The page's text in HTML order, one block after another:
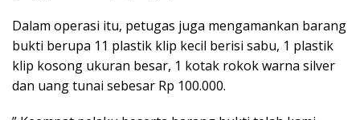
Dalam operasi itu, petugas juga mengamankan barang
bukti berupa 11 plastik klip kecil berisi sabu, 1 plastik
klip kosong ukuran besar, 1 kotak rokok warna silver
dan uang tunai sebesar Rp 100.000.